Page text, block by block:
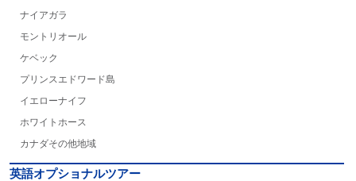
ナイアガラ
モントリオール
ケベック
プリンスエドワード島
イエローナイフ
ホワイトホース
カナダその他地域
英語オプショナルツアー